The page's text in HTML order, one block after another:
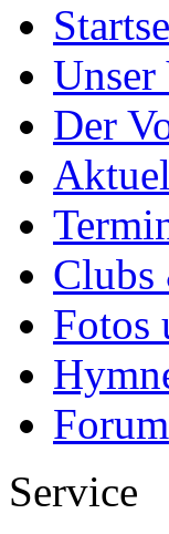
Unser
Der
Clubs
Fotos
Forum
Service